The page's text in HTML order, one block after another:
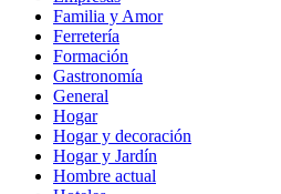
Familia y Amor
Ferretería
Formación
Gastronomía
General
Hogar
Hogar y decoración
Hogar y Jardín
Hombre actual